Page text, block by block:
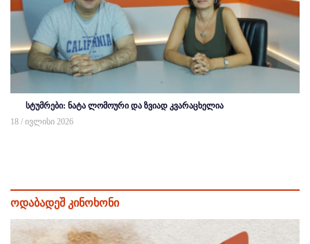
სტუმრები: ნატა ლომოური და ზვიად კვარაცხელია
18 / ივლისი 2026
ოდაბადეშ კინოხონი